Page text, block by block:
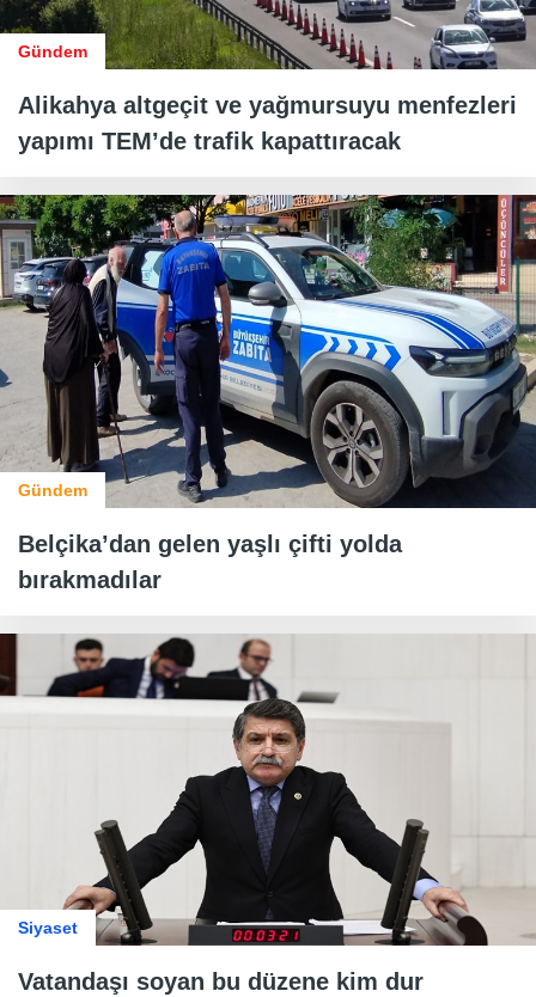
Gündem
Alikahya altgeçit ve yağmursuyu menfezleri
yapımı TEM’de trafik kapattıracak
Gündem
Belçika’dan gelen yaşlı çifti yolda
bırakmadılar
Siyaset
Vatandaşı soyan bu düzene kim dur